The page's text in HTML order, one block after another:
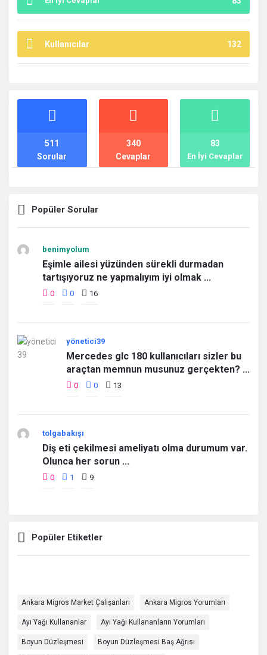
Kullanıcılar 132
İstatistikler
Sorular
511
Cevaplar
340
En İyi Cevaplar
83
Popüler Sorular
benimyolum
Eşimle ailesi yüzünden sürekli durmadan
tartışıyoruz ne yapmalıyım iyi olmak ...
0 0 16
yönetici39
Mercedes glc 180 kullanıcıları sizler bu
araçtan memnun musunuz gerçekten? ...
0 0 13
tolgabakışı
Diş eti çekilmesi ameliyatı olma durumum var.
Olunca her sorun ...
0 1 9
Popüler Etiketler
Ankara Migros Market Çalışanları Ankara Migros Yorumları
Ayı Yağı Kullananlar Ayı Yağı Kullananların Yorumları
Boyun Düzleşmesi Boyun Düzleşmesi Baş Ağrısı